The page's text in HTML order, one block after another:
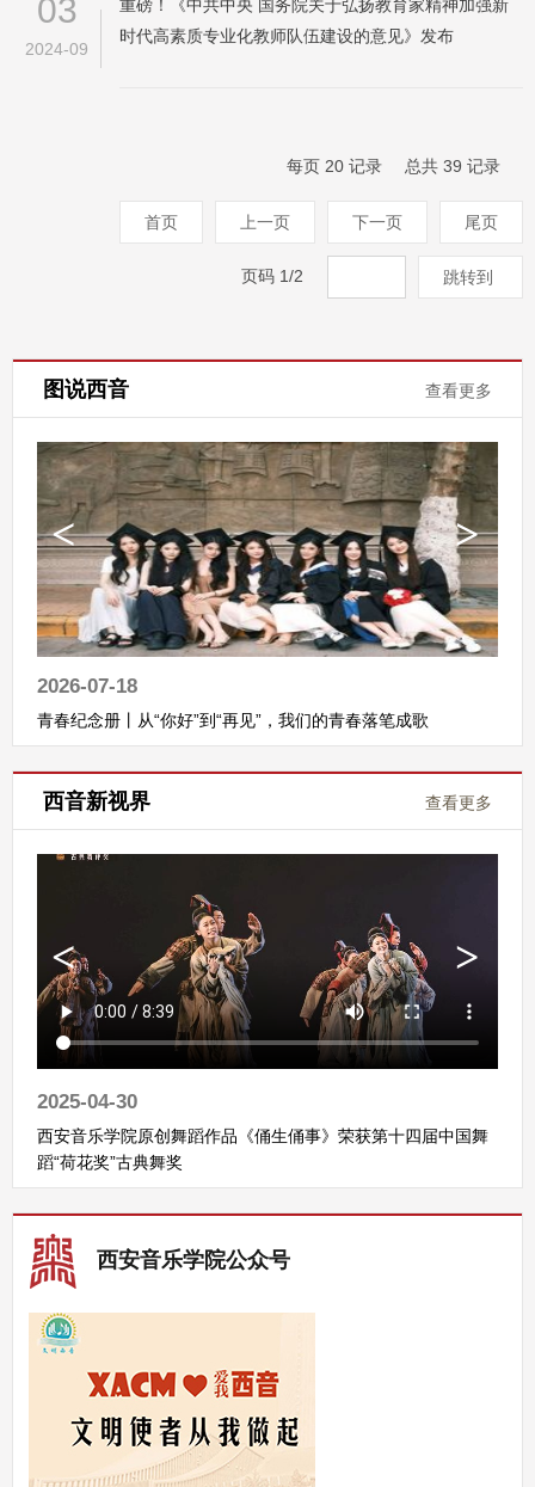
03
2024-09
重磅！《中共中央 国务院关于弘扬教育家精神加强新
时代高素质专业化教师队伍建设的意见》发布
每页 20 记录 总共 39 记录
首页 上一页 下一页 尾页
页码 1/2 跳转到
图说西音 查看更多
2026-07-18
青春纪念册丨从“你好”到“再见”，我们的青春落笔成歌
西音新视界 查看更多
2025-04-30
西安音乐学院原创舞蹈作品《俑生俑事》荣获第十四届中国舞
蹈“荷花奖”古典舞奖
西安音乐学院公众号